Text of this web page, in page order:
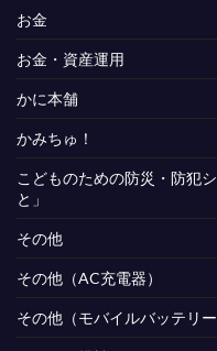
お金
お金・資産運用
かに本舗
かみちゅ！
こどものための防災・防犯
と」
その他
その他（AC充電器）
その他（モバイルバッテリー